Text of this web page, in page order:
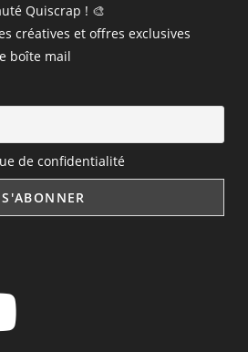
Quiscrap ! 🎨
créatives et offres exclusives
boîte mail
de confidentialité